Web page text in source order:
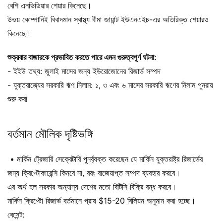
বেশি এনভিডিয়ার শেয়ার কিনেছে।
উভয় কোম্পানিই বিবাদমান স্বাস্থ্য বীমা জায়ান্ট ইউএনএইচ-এর অতিরিক্ত শেয়ারও
কিনেছে।
শুক্রবার বাজারকে প্রভাবিত করতে পারে এমন গুরুত্বপূর্ণ ঘটনা:
- ইইউ তথ্য: জুলাই মাসের জন্য ইউরোজোনের রিজার্ভ সম্পদ
- যুক্তরাজ্যের সরকারি ঋণ নিলাম: ১, ৩ এবং ৬ মাসের সরকারি ঋণের নিলাম পুনরায়
শুরু করা
বর্তমান মৌলিক দৃষ্টিভঙ্গি
• মার্কিন ট্রেজারি সেক্রেটারি পুনর্ব্যক্ত করেছেন যে মার্কিন যুক্তরাষ্ট্র রিজার্ভের
জন্য ক্রিপ্টোকারেন্সি কিনবে না, বরং বাজেয়াপ্ত সম্পদ ব্যবহার করবে।
এর অর্থ হল সরকার অন্যান্য দেশের মতো বিটিসি বিক্রি বন্ধ করবে।
মার্কিন ক্রিপ্টো রিজার্ভ বর্তমানে প্রায় $15-20 বিলিয়ন অনুমান করা হচ্ছে।
বেসেন্ট: